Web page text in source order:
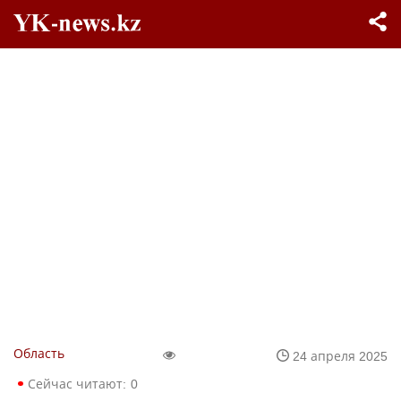
Область
24 апреля 2025
Сейчас читают: 0